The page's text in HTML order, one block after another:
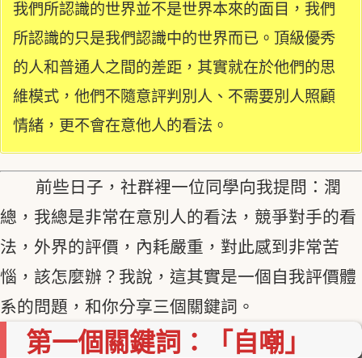
我們所認識的世界並不是世界本來的面目，我們
所認識的只是我們認識中的世界而已。頂級優秀
的人和普通人之間的差距，其實就在於他們的思
維模式，他們不隨意評判別人、不需要別人照顧
情緒，更不會在意他人的看法。
前些日子，社群裡一位同學向我提問：潤
總，我總是非常在意別人的看法，競爭對手的看
法，外界的評價，內耗嚴重，對此感到非常苦
惱，該怎麼辦？我說，這其實是一個自我評價體
系的問題，和你分享三個關鍵詞。
第一個關鍵詞：「自嘲」